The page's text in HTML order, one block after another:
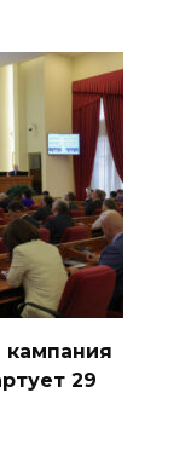
кампания
29